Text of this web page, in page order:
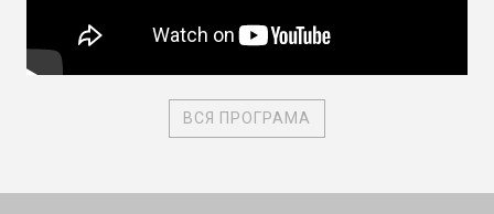
ВСЯ ПРОГРАМА